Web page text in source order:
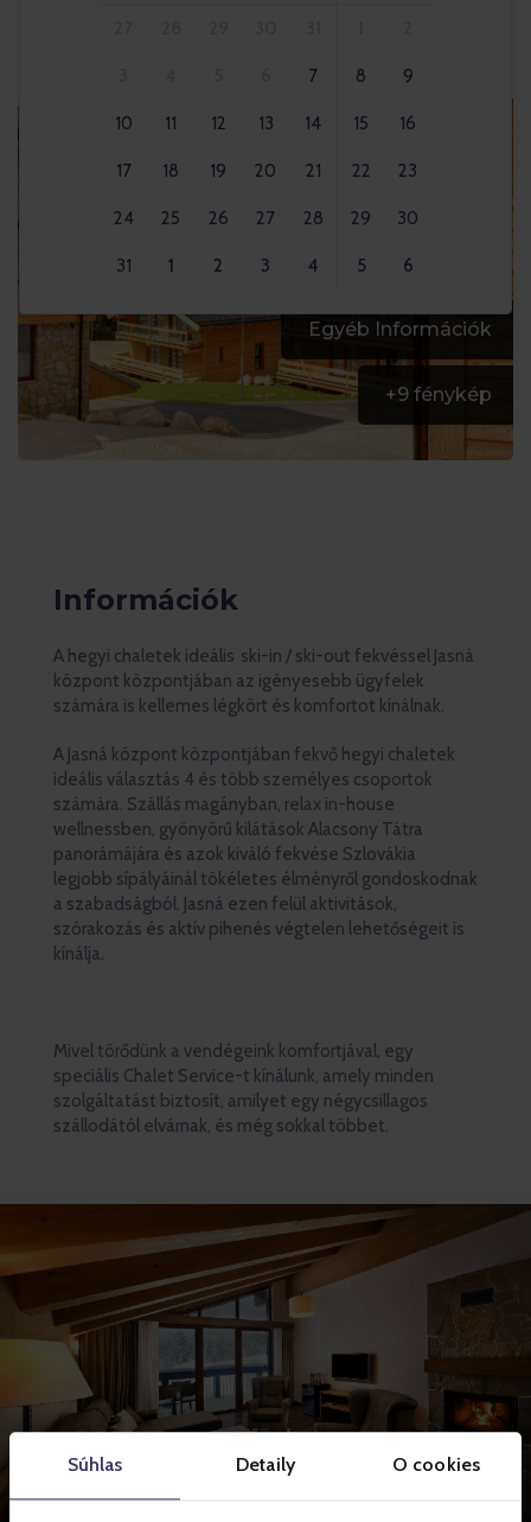
Súhlas Detaily O cookies
7 8 9
10 11 12 13 14 15 16
17 18 19 20 21 22 23
24 25 26 27 28 29 30
31 1 2 3 4 5 6
Egyéb Információk
+9 fénykép
Információk
A hegyi chaletek ideális ski-in / ski-out fekvéssel Jasná
központ központjában az igényesebb ügyfelek
számára is kellemes légkört és komfortot kínálnak.
A Jasná központ központjában fekvő hegyi chaletek
ideális választás 4 és több személyes csoportok
számára. Szállás magányban, relax in-house
wellnessben, gyönyörű kilátások Alacsony Tátra
panorámájára és azok kiváló fekvése Szlovákia
legjobb sípályáinál tökéletes élményről gondoskodnak
a szabadságból. Jasná ezen felül aktivitások,
szórakozás és aktív pihenés végtelen lehetőségeit is
kínálja.
Mivel törődünk a vendégeink komfortjával, egy
speciális Chalet Service-t kínálunk, amely minden
szolgáltatást biztosít, amilyet egy négycsillagos
szállodától elvárnak, és még sokkal többet.